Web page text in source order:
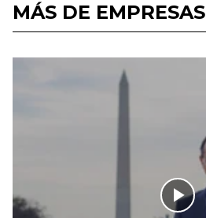
MÁS DE EMPRESAS